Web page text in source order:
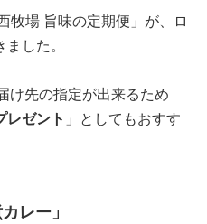
牧場 旨味の定期便」が、ロ
した。
け先の指定が出来るため
レゼント 」としてもおすす
レー」